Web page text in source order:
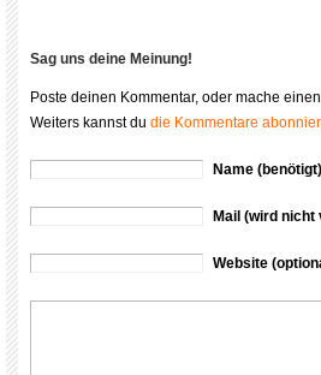
Sag uns deine Meinung!
Poste deinen Kommentar, oder mache einen
Weiters kannst du die Kommentare
Name (benötigt)
Mail (wird
Website